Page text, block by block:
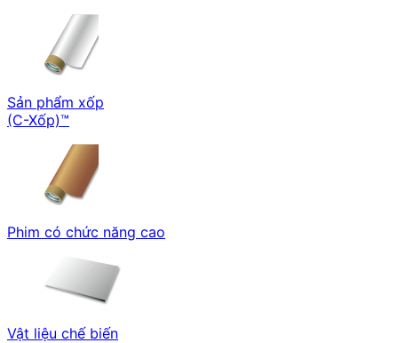
Sản phẩm xốp
(C-Xốp)™
Phim có chức năng cao
Vật liệu chế biến